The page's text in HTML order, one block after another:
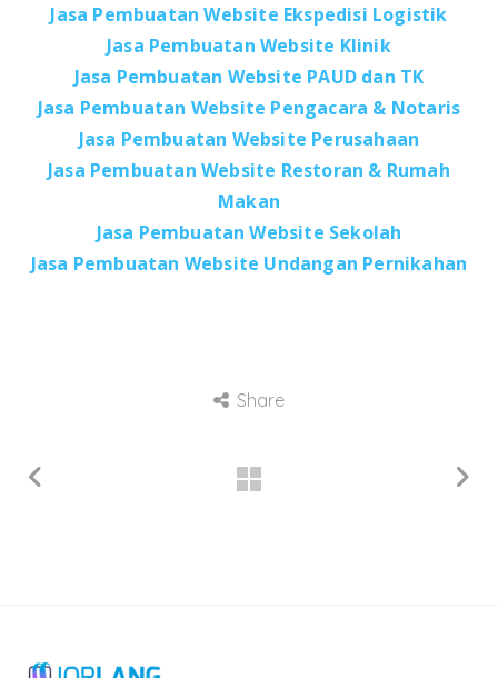
Jasa Pembuatan Website Ekspedisi Logistik
Jasa Pembuatan Website Klinik
Jasa Pembuatan Website PAUD dan TK
Jasa Pembuatan Website Pengacara & Notaris
Jasa Pembuatan Website Perusahaan
Jasa Pembuatan Website Restoran & Rumah
Makan
Jasa Pembuatan Website Sekolah
Jasa Pembuatan Website Undangan Pernikahan
Share